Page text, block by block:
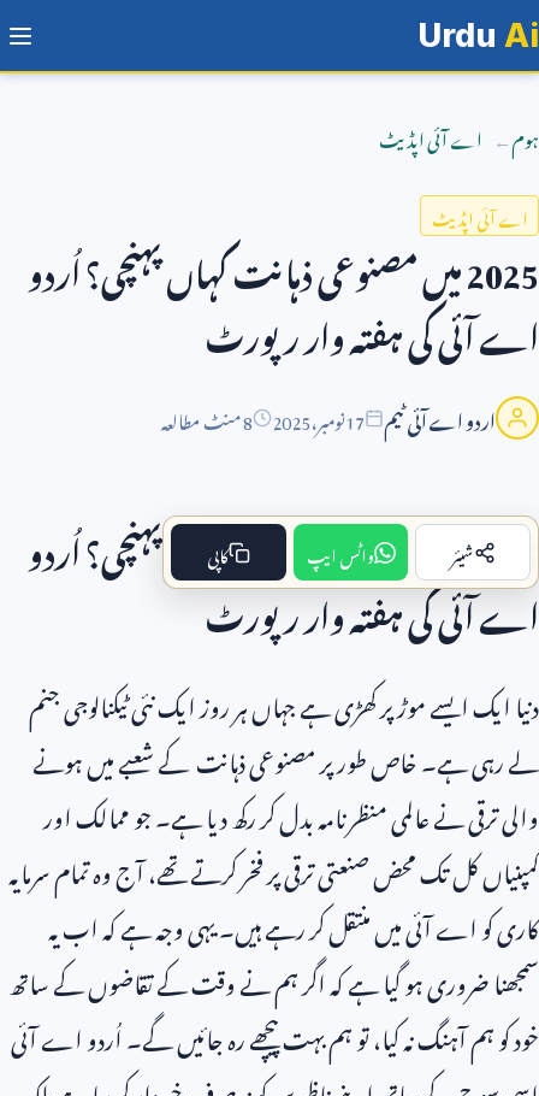
Urdu Ai
ہوم اے آئی اپڈیٹ
اے آئی اپڈیٹ
2025میں مصنوعی ذہانت کہاں پہنچی؟ اُردو
اے آئی کی ہفتہ وار رپورٹ
اردو اے آئی ٹیم 17نومبر،2025 8 منٹ مطالعہ
2025میں مصنوعی ذہانت کہاں پہنچی؟ اُردو
اے آئی کی ہفتہ وار رپورٹ
دنیا ایک ایسے موڑ پر کھڑی ہے جہاں ہر روز ایک نئی ٹیکنالوجی جنم
لے رہی ہے۔ خاص طور پر مصنوعی ذہانت کے شعبے میں ہونے
والی ترقی نے عالمی منظرنامہ بدل کر رکھ دیا ہے۔ جو ممالک اور
کمپنیاں کل تک محض صنعتی ترقی پر فخر کرتے تھے، آج وہ تمام سرمایہ
کاری کو اے آئی میں منتقل کر رہے ہیں۔ یہی وجہ ہے کہ اب یہ
سمجھنا ضروری ہو گیا ہے کہ اگر ہم نے وقت کے تقاضوں کے ساتھ
خود کو ہم آہنگ نہ کیا، تو ہم بہت پیچھے رہ جائیں گے۔ اُردو اے آئی
شیئر واٹس ایپ کاپی